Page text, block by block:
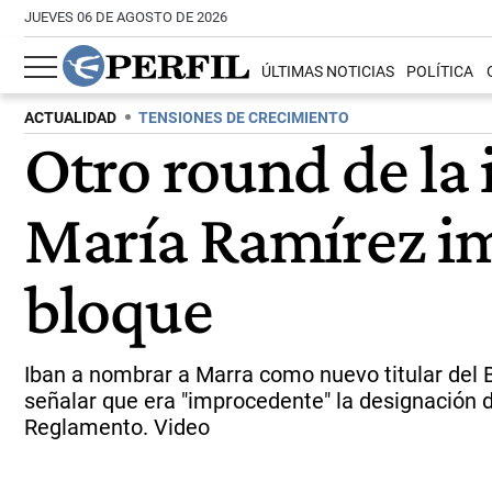
JUEVES 06 DE AGOSTO DE 2026
ÚLTIMAS NOTICIAS POLÍTICA
ACTUALIDAD TENSIONES DE CRECIMIENTO
Otro round de
María Ramírez
bloque
Iban a nombrar a Marra como nuevo titular del
señalar que era "improcedente" la
Reglamento. Video